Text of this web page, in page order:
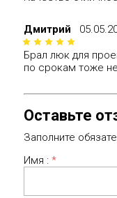
Дмитрий
Брал люк для
по срокам тоже
Оставьте
Заполните
Имя : *